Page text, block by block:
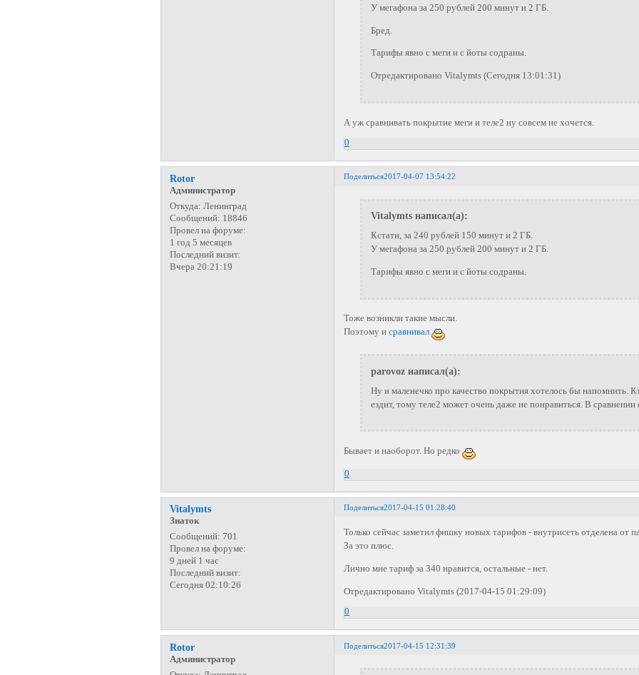
У мегафона за 250 рублей 200 минут и 2 ГБ.
Бред.
Тарифы явно с меги и с йоты содраны.
Отредактировано Vitalymts (Сегодня 13:01:31)
А уж сравнивать покрытие меги и теле2 ну совсем не хочется.
0
Поделиться2017-04-07 13:54:22
Rotor
Администратор
Откуда: Ленинград
Сообщений: 18846
Провел на форуме:
1 год 5 месяцев
Последний визит:
Вчера 20:21:19
Vitalymts написал(а):
Кстати, за 240 рублей 150 минут и 2 ГБ.
У мегафона за 250 рублей 200 минут и 2 ГБ.
Тарифы явно с меги и с йоты содраны.
Тоже возникли такие мысли.
Поэтому и сравнивал
parovoz написал(а):
Ну и маленечко про качество покрытия хотелось бы напомнить.
ездит, тому теле2 может очень даже не понравиться. В
Бывает и наоборот. Но редко
0
Поделиться2017-04-15 01:28:40
Vitalymts
Знаток
Сообщений: 701
Провел на форуме:
9 дней 1 час
Последний визит:
Сегодня 02:10:26
Только сейчас заметил фишку новых тарифов - внутрисеть отделена от
За это плюс.
Лично мне тариф за 340 нравится, остальные - нет.
Отредактировано Vitalymts (2017-04-15 01:29:09)
0
Поделиться2017-04-15 12:31:39
Rotor
Администратор